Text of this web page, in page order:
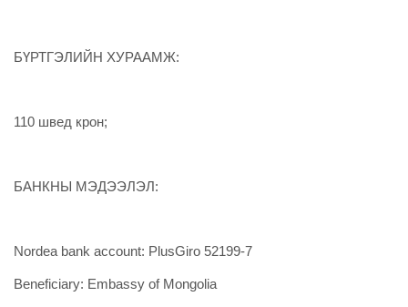
БҮРТГЭЛИЙН ХУРААМЖ:
110 швед крон;
БАНКНЫ МЭДЭЭЛЭЛ:
Nordea bank account: PlusGiro 52199-7
Beneficiary: Embassy of Mongolia